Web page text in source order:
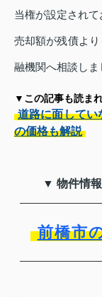
当権が設定されて
売却額が残債よ
融機関へ相談しま
▼この記事も読ま
道路に面してい
の価格も解説
▼ 物件情
前橋市